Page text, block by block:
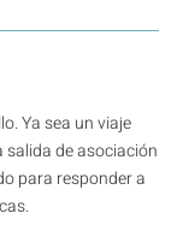
Ya sea un viaje
de asociación
para responder a